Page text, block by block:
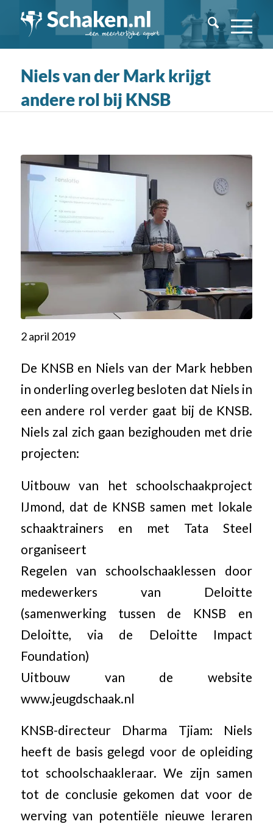
Niels van der Mark krijgt
andere rol bij KNSB
2 april 2019
De KNSB en Niels van der Mark hebben
in onderling overleg besloten dat Niels in
een andere rol verder gaat bij de KNSB.
Niels zal zich gaan bezighouden met drie
projecten:
Uitbouw van het schoolschaakproject
IJmond, dat de KNSB samen met lokale
schaaktrainers en met Tata Steel
organiseert
Regelen van schoolschaaklessen door
medewerkers van Deloitte
(samenwerking tussen de KNSB en
Deloitte, via de Deloitte Impact
Foundation)
Uitbouw van de website
www.jeugdschaak.nl
KNSB-directeur Dharma Tjiam: Niels
heeft de basis gelegd voor de opleiding
tot schoolschaakleraar. We zijn samen
tot de conclusie gekomen dat voor de
werving van potentiële nieuwe leraren